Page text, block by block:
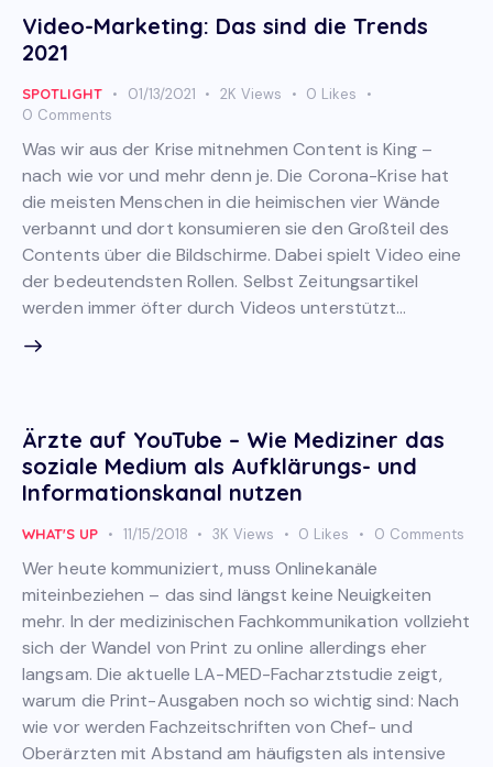
Video-Marketing: Das sind die Trends
2021
SPOTLIGHT 01/13/2021 2K Views 0 Likes
0 Comments
Was wir aus der Krise mitnehmen Content is King –
nach wie vor und mehr denn je. Die Corona-Krise hat
die meisten Menschen in die heimischen vier Wände
verbannt und dort konsumieren sie den Großteil des
Contents über die Bildschirme. Dabei spielt Video eine
der bedeutendsten Rollen. Selbst Zeitungsartikel
werden immer öfter durch Videos unterstützt…
Ärzte auf YouTube – Wie Mediziner das
soziale Medium als Aufklärungs- und
Informationskanal nutzen
WHAT'S UP 11/15/2018 3K Views 0 Likes 0 Comments
Wer heute kommuniziert, muss Onlinekanäle
miteinbeziehen – das sind längst keine Neuigkeiten
mehr. In der medizinischen Fachkommunikation vollzieht
sich der Wandel von Print zu online allerdings eher
langsam. Die aktuelle LA-MED-Facharztstudie zeigt,
warum die Print-Ausgaben noch so wichtig sind: Nach
wie vor werden Fachzeitschriften von Chef- und
Oberärzten mit Abstand am häufigsten als intensive